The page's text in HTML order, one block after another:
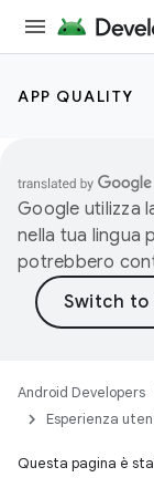
APP QUALITY
Google utilizza
nella tua lingua
potrebbero
Android Developers
Esperienza
Questa pagina è